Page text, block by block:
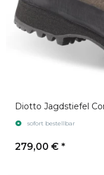
Diotto Jagdstiefel
sofort bestellbar
279,00 € *